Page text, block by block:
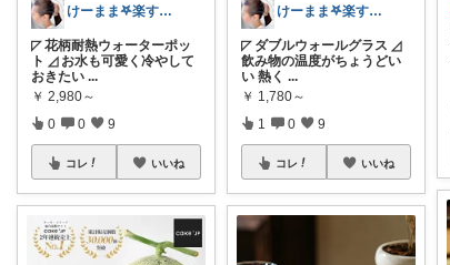
けーまま𖤐楽する家づくり☀︎*.｡
◸ 花柄耐熱ウォーターポッ
ト ◿ お水も可愛く冷やして
おきたい ...
￥ 2,980～
0 0 9
コレ いいね
けーまま𖤐楽する家づくり☀︎*.｡
◸ ダブルウォールグラス ◿
飲み物の温度がちょうどい
い 熱く ...
￥ 1,780～
1 0 9
コレ いいね